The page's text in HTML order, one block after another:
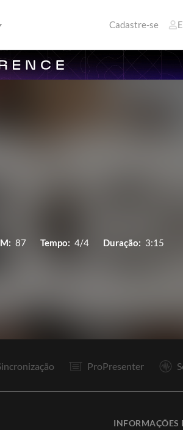
Cadastre-se
87 Tempo: 4/4 Duração: 3:15
ProPresenter
INFORMAÇÕES